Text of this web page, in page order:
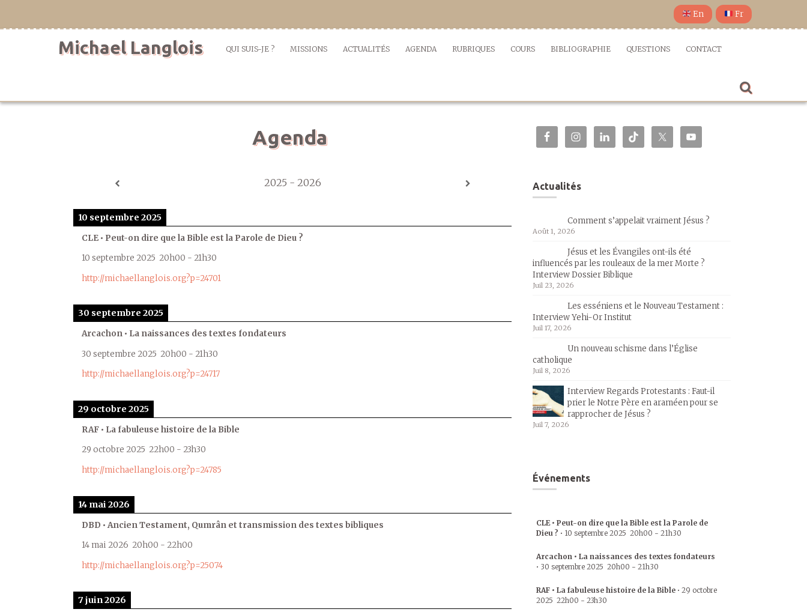
En Fr
Michael Langlois QUI SUIS-JE ? MISSIONS ACTUALITÉS AGENDA RUBRIQUES COURS BIBLIOGRAPHIE QUESTIONS CONTACT
Agenda
2025 - 2026
10 septembre 2025
CLE • Peut-on dire que la Bible est la Parole de Dieu ?
10 septembre 2025 20h00 - 21h30
http://michaellanglois.org?p=24701
30 septembre 2025
Arcachon • La naissances des textes fondateurs
30 septembre 2025 20h00 - 21h30
http://michaellanglois.org?p=24717
29 octobre 2025
RAF • La fabuleuse histoire de la Bible
29 octobre 2025 22h00 - 23h30
http://michaellanglois.org?p=24785
14 mai 2026
DBD • Ancien Testament, Qumrân et transmission des textes bibliques
14 mai 2026 20h00 - 22h00
http://michaellanglois.org?p=25074
7 juin 2026
Actualités
Comment s’appelait vraiment Jésus ?
Août 1, 2026
Jésus et les Évangiles ont-ils été
influencés par les rouleaux de la mer Morte ?
Interview Dossier Biblique
Juil 23, 2026
Les esséniens et le Nouveau Testament :
Interview Yehi-Or Institut
Juil 17, 2026
Un nouveau schisme dans l’Église
catholique
Juil 8, 2026
Interview Regards Protestants : Faut-il
prier le Notre Père en araméen pour se
rapprocher de Jésus ?
Juil 7, 2026
Événements
CLE • Peut-on dire que la Bible est la Parole de
Dieu ? • 10 septembre 2025 20h00 - 21h30
Arcachon • La naissances des textes fondateurs
• 30 septembre 2025 20h00 - 21h30
RAF • La fabuleuse histoire de la Bible • 29 octobre
2025 22h00 - 23h30